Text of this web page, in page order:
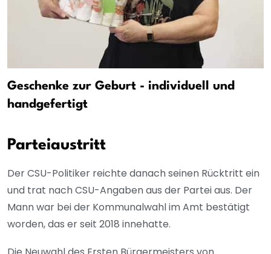
Geschenke zur Geburt - individuell und
handgefertigt
Parteiaustritt
Der CSU-Politiker reichte danach seinen Rücktritt ein
und trat nach CSU-Angaben aus der Partei aus. Der
Mann war bei der Kommunalwahl im Amt bestätigt
worden, das er seit 2018 innehatte.